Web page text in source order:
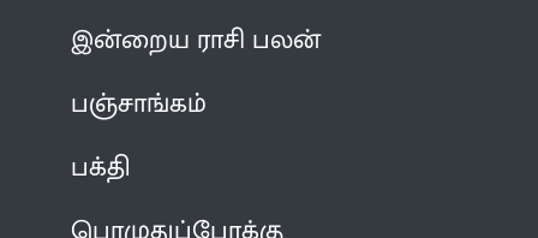
இன்றைய ராசி பலன்
பஞ்சாங்கம்
பக்தி